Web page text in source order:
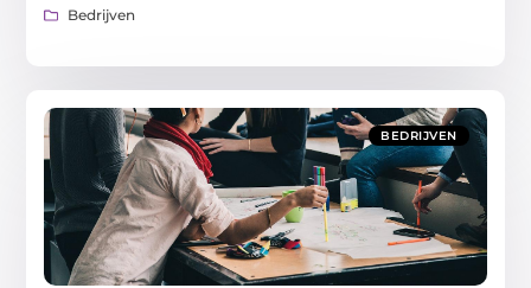
Bedrijven
BEDRIJVEN